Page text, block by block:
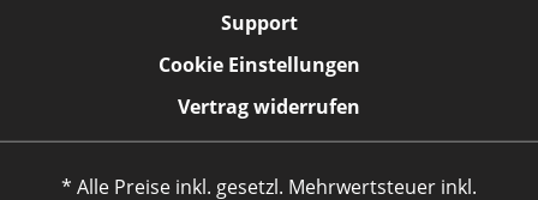
Support
Cookie Einstellungen
Vertrag widerrufen
* Alle Preise inkl. gesetzl. Mehrwertsteuer inkl.